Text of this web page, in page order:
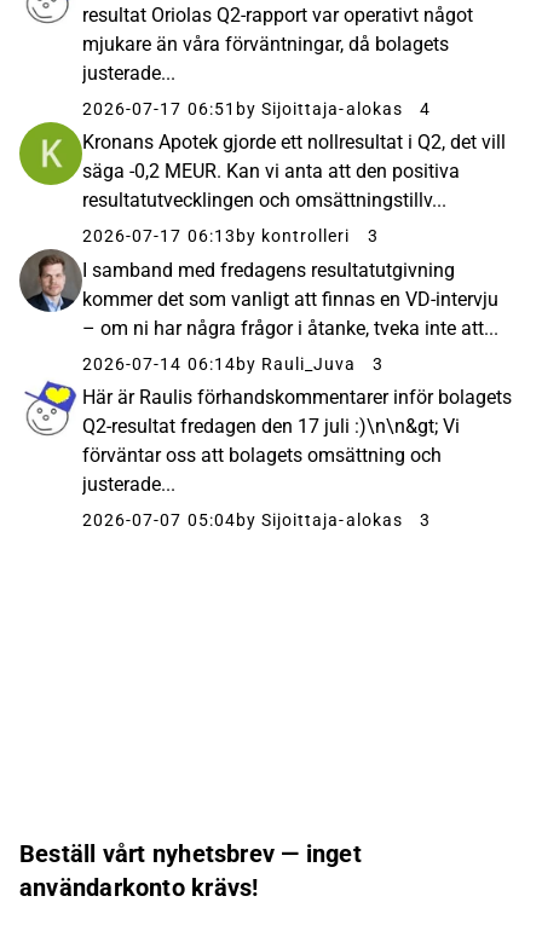
resultat Oriolas Q2-rapport var operativt något
mjukare än våra förväntningar, då bolagets
justerade...
2026-07-17 06:51 by Sijoittaja-alokas 4
Kronans Apotek gjorde ett nollresultat i Q2, det vill
säga -0,2 MEUR. Kan vi anta att den positiva
resultatutvecklingen och omsättningstillv...
2026-07-17 06:13 by kontrolleri 3
I samband med fredagens resultatutgivning
kommer det som vanligt att finnas en VD-intervju
– om ni har några frågor i åtanke, tveka inte att...
2026-07-14 06:14by Rauli_Juva 3
Här är Raulis förhandskommentarer inför bolagets
Q2-resultat fredagen den 17 juli :)\n\n&gt; Vi
förväntar oss att bolagets omsättning och
justerade...
2026-07-07 05:04by Sijoittaja-alokas 3
Beställ vårt nyhetsbrev — inget
användarkonto krävs!